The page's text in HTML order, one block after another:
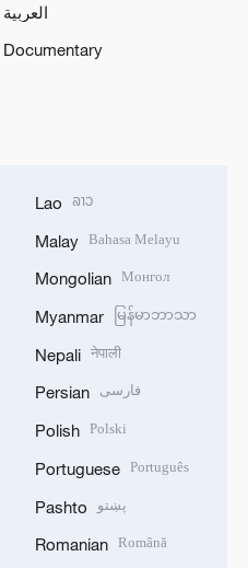
العربية
Documentary
Lao ລາວ
Malay Bahasa Melayu
Mongolian Монгол
Myanmar မြန်မာဘာသာ
Nepali नेपाली
Persian فارسی
Polish Polski
Portuguese Português
Pashto پښتو
Romanian Română